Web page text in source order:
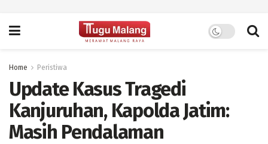
Home Peristiwa
Update Kasus Tragedi
Kanjuruhan, Kapolda Jatim:
Masih Pendalaman